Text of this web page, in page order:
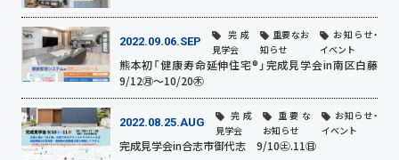
2022.09.06.SEP
完成
見学会
重要なお
知らせ
お知らせ・
イベント
熊本初「健康寿命延伸住宅®」完成見学会in南区白藤
9/12㊊～10/20㊍
2022.08.25.AUG
完成
見学会
重要な
お知らせ
お知らせ・
イベント
完成見学会in合志市御代志 9/10㊏.11㊐